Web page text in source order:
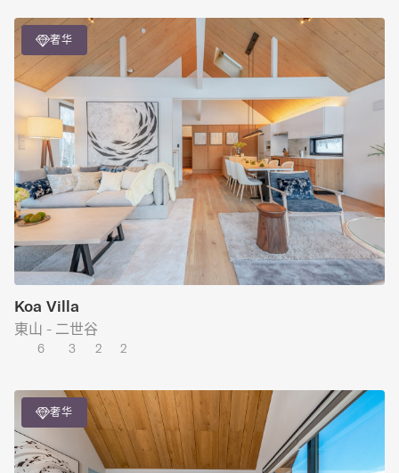
奢华
Koa Villa
東山 - 二世谷
6 3 2 2
奢华